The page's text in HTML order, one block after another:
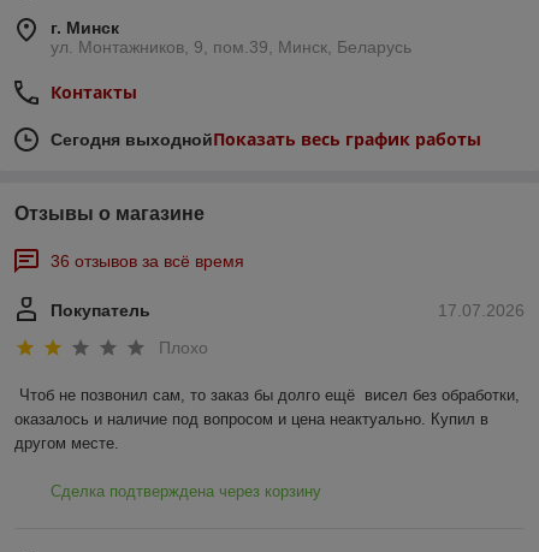
г. Минск
ул. Монтажников, 9, пом.39, Минск, Беларусь
Контакты
Сегодня выходнойПоказать весь график работы
Отзывы о магазине
36 отзывов за всё время
17.07.2026
Покупатель
Плохо
Чтоб не позвонил сам, то заказ бы долго ещё  висел без обработки,
оказалось и наличие под вопросом и цена неактуально. Купил в
другом месте.
Сделка подтверждена через корзину